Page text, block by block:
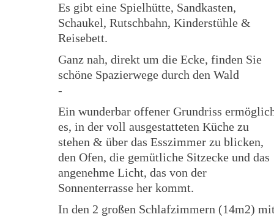
Es gibt eine Spielhütte, Sandkasten,
Schaukel, Rutschbahn, Kinderstühle &
Reisebett.
Ganz nah, direkt um die Ecke, finden Sie
schöne Spazierwege durch den Wald
-
Ein wunderbar offener Grundriss
es, in der voll ausgestatteten Küche zu
stehen & über das Esszimmer zu blicken,
den Ofen, die gemütliche Sitzecke und das
angenehme Licht, das von der
Sonnenterrasse her kommt.
In den 2 großen Schlafzimmern (14m2)